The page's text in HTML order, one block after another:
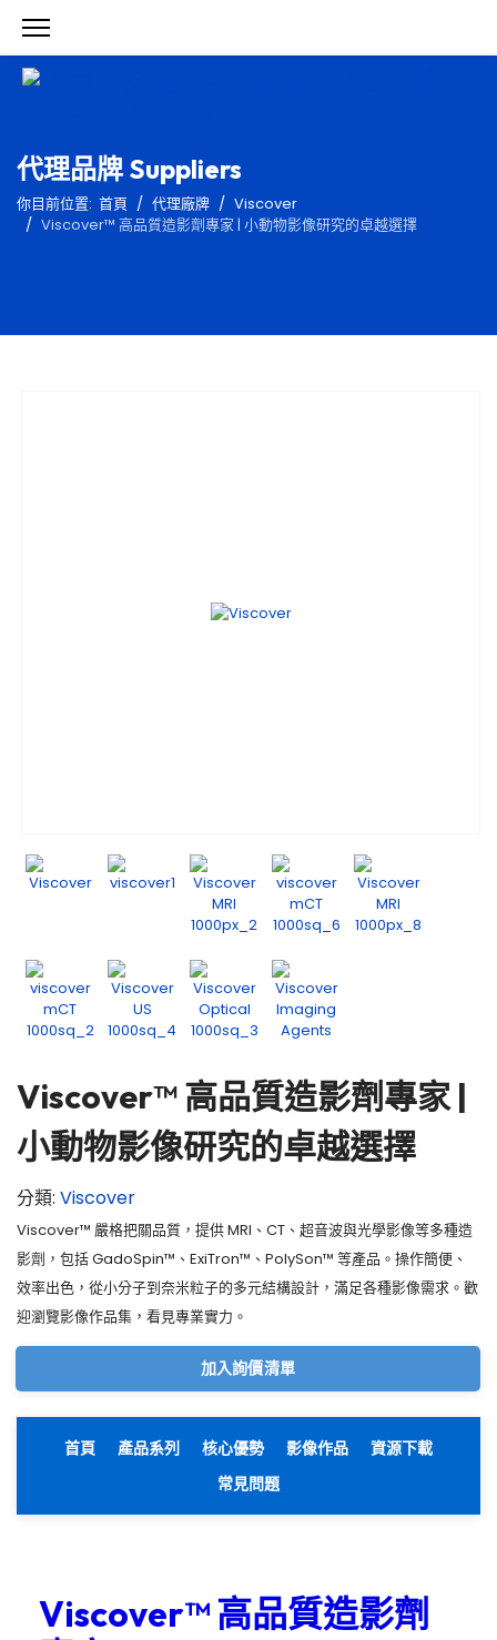
代理品牌 Suppliers
你目前位置: 首頁 代理廠牌
Viscover
Viscover™ 高品質造影劑專家 | 小動物影像研究的卓越選擇
Viscover™ 高品質造影劑專家 |
小動物影像研究的卓越選擇
分類: Viscover
Viscover™ 嚴格把關品質，提供 MRI、CT、超音波與光學影像等多種造
影劑，包括 GadoSpin™、ExiTron™、PolySon™ 等產品。操作簡便、
效率出色，從小分子到奈米粒子的多元結構設計，滿足各種影像需求。歡
迎瀏覽影像作品集，看見專業實力。
加入詢價清單
首頁 產品系列 核心優勢 影像作品
資源下載
常見問題
Viscover™ 高品質造影劑